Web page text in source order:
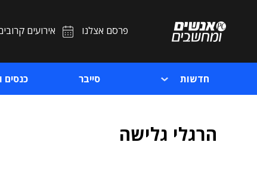
פרסם אצלנו אירועים
חדשות סייבר כנסים
הרגלי גלישה